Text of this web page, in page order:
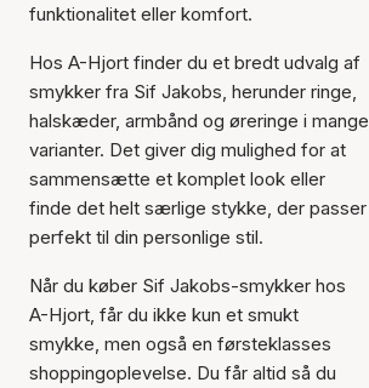
funktionalitet eller komfort.
Hos A-Hjort finder du et bredt udvalg af
smykker fra Sif Jakobs, herunder ringe,
halskæder, armbånd og øreringe i mange
varianter. Det giver dig mulighed for at
sammensætte et komplet look eller
finde det helt særlige stykke, der passer
perfekt til din personlige stil.
Når du køber Sif Jakobs-smykker hos
A-Hjort, får du ikke kun et smukt
smykke, men også en førsteklasses
shoppingoplevelse. Du får altid så du